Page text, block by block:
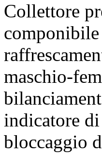
Collettore
maschio-
indicatore
bloccaggio